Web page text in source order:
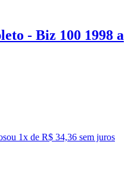
- Biz 100 1998 a
ou 1x de R$ 34,36 sem juros